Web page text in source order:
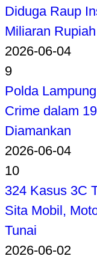
Diduga Raup
Miliaran
2026-06-04
9
Polda
Crime dalam
Diamankan
2026-06-04
10
324 Kasus 3C
Sita Mobil,
Tunai
2026-06-02